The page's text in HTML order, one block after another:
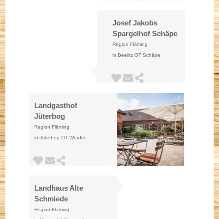
Datenschutz
Auswahl von Cocktails.
Josef Jakobs
Spargelhof Schäpe
Region Fläming
in Beelitz OT Schäpe
Landgasthof
Jüterbog
Region Fläming
in Jüterbog OT Werder
Landhaus Alte
Schmiede
Region Fläming